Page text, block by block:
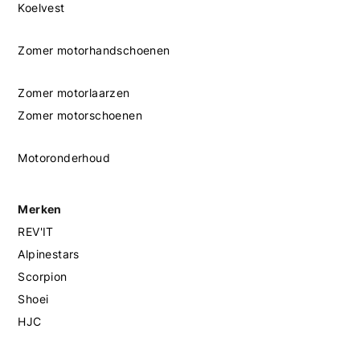
Koelvest
Zomer motorhandschoenen
Zomer motorlaarzen
Zomer motorschoenen
Motoronderhoud
Merken
REV'IT
Alpinestars
Scorpion
Shoei
HJC